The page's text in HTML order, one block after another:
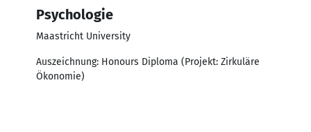
Psychologie
Maastricht University
Auszeichnung: Honours Diploma (Projekt: Zirkuläre
Ökonomie)